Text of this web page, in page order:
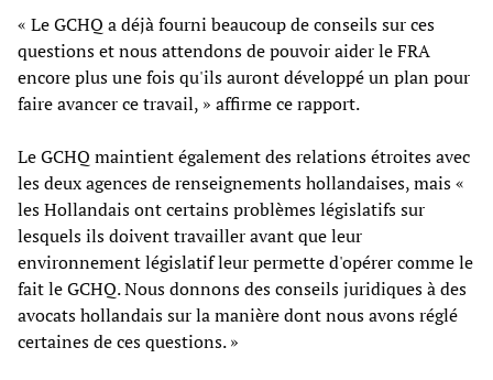
« Le GCHQ a déjà fourni beaucoup de conseils sur ces
questions et nous attendons de pouvoir aider le FRA
encore plus une fois qu'ils auront développé un plan pour
faire avancer ce travail, » affirme ce rapport.
Le GCHQ maintient également des relations étroites avec
les deux agences de renseignements hollandaises, mais «
les Hollandais ont certains problèmes législatifs sur
lesquels ils doivent travailler avant que leur
environnement législatif leur permette d'opérer comme le
fait le GCHQ. Nous donnons des conseils juridiques à des
avocats hollandais sur la manière dont nous avons réglé
certaines de ces questions. »